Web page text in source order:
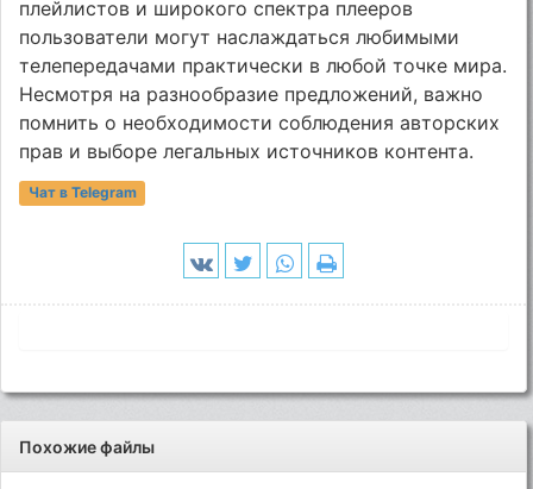
плейлистов и широкого спектра плееров
пользователи могут наслаждаться любимыми
телепередачами практически в любой точке мира.
Несмотря на разнообразие предложений, важно
помнить о необходимости соблюдения авторских
прав и выборе легальных источников контента.
Чат в Telegram
Похожие файлы